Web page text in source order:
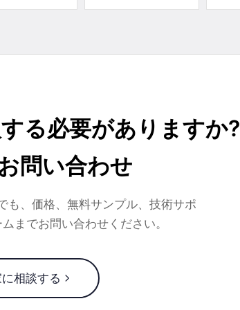
る必要がありますか?
問い合わせ
も、価格、無料サンプル、技術サポ
までお問い合わせください。
相談する